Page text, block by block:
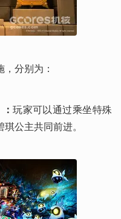
分别为：
：玩家可以通过乘坐特殊
公主共同前进。